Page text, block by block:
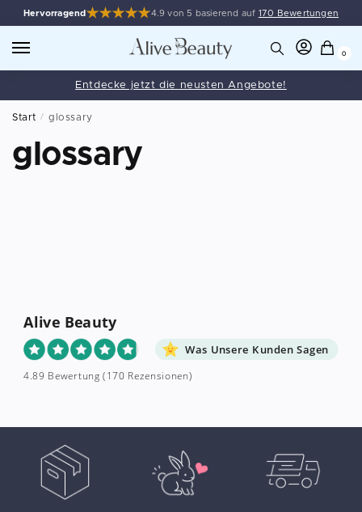
Hervorragend 4.9 von 5 basierend auf 170 Bewertungen
0
Entdecke jetzt die neusten Angebote!
Start / glossary
glossary
Alive Beauty
Was Unsere Kunden Sagen
4.89 Bewertung (170 Rezensionen)